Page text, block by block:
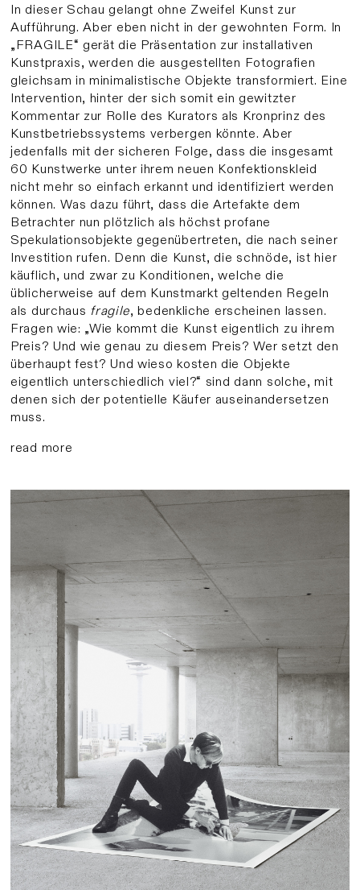
In dieser Schau gelangt ohne Zweifel Kunst zur
Aufführung. Aber eben nicht in der gewohnten Form. In
„FRAGILE“ gerät die Präsentation zur installativen
Kunstpraxis, werden die ausgestellten Fotografien
gleichsam in minimalistische Objekte transformiert. Eine
Intervention, hinter der sich somit ein gewitzter
Kommentar zur Rolle des Kurators als Kronprinz des
Kunstbetriebssystems verbergen könnte. Aber
jedenfalls mit der sicheren Folge, dass die insgesamt
60 Kunstwerke unter ihrem neuen Konfektionskleid
nicht mehr so einfach erkannt und identifiziert werden
können. Was dazu führt, dass die Artefakte dem
Betrachter nun plötzlich als höchst profane
Spekulationsobjekte gegenübertreten, die nach seiner
Investition rufen. Denn die Kunst, die schnöde, ist hier
käuflich, und zwar zu Konditionen, welche die
üblicherweise auf dem Kunstmarkt geltenden Regeln
als durchaus fragile, bedenkliche erscheinen lassen.
Fragen wie: „Wie kommt die Kunst eigentlich zu ihrem
Preis? Und wie genau zu diesem Preis? Wer setzt den
überhaupt fest? Und wieso kosten die Objekte
eigentlich unterschiedlich viel?“ sind dann solche, mit
denen sich der potentielle Käufer auseinandersetzen
muss.
read more